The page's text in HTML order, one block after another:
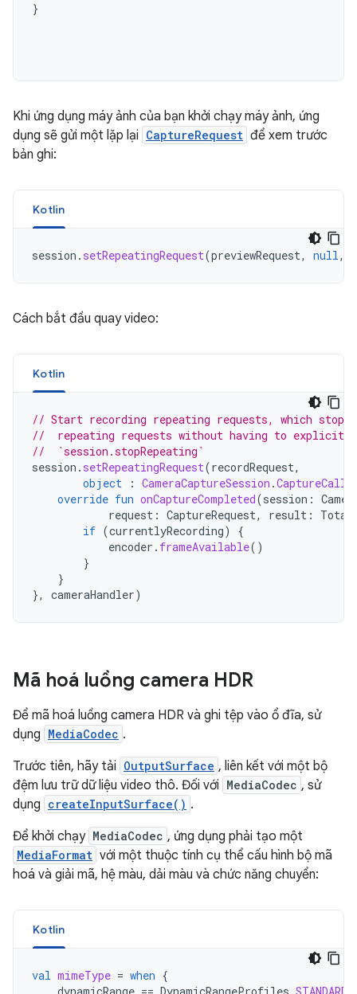
}
Khi ứng dụng máy ảnh của bạn khởi chạy máy ảnh, ứng
dụng sẽ gửi một lặp lại CaptureRequest để xem trước
bản ghi:
Kotlin
session . setRepeatingRequest(previewRequest, null,
Cách bắt đầu quay video:
Kotlin
// Start recording repeating requests, which stops
//  repeating requests without having to
//  `session.stopRepeating`
session . setRepeatingRequest(recordRequest,
object
: CameraCaptureSession .
override fun onCaptureCompleted(session :
request : CaptureRequest, result :
if (currentlyRecording)
{
encoder . frameAvailable()
}
}
},
cameraHandler)
Mã hoá luồng camera HDR
Để mã hoá luồng camera HDR và ghi tệp vào ổ đĩa, sử
dụng MediaCodec .
Trước tiên, hãy tải OutputSurface , liên kết với một bộ
đệm lưu trữ dữ liệu video thô. Đối với MediaCodec , sử
dụng createInputSurface() .
Để khởi chạy MediaCodec , ứng dụng phải tạo một
MediaFormat với một thuộc tính cụ thể cấu hình bộ mã
hoá và giải mã, hệ màu, dải màu và chức năng chuyển:
Kotlin
val mimeType = when {